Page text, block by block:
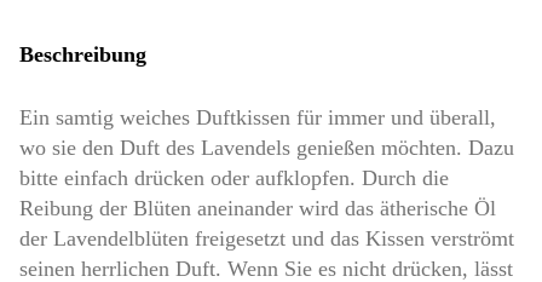
Beschreibung
Ein samtig weiches Duftkissen für immer und überall,
wo sie den Duft des Lavendels genießen möchten. Dazu
bitte einfach drücken oder aufklopfen. Durch die
Reibung der Blüten aneinander wird das ätherische Öl
der Lavendelblüten freigesetzt und das Kissen verströmt
seinen herrlichen Duft. Wenn Sie es nicht drücken, lässt